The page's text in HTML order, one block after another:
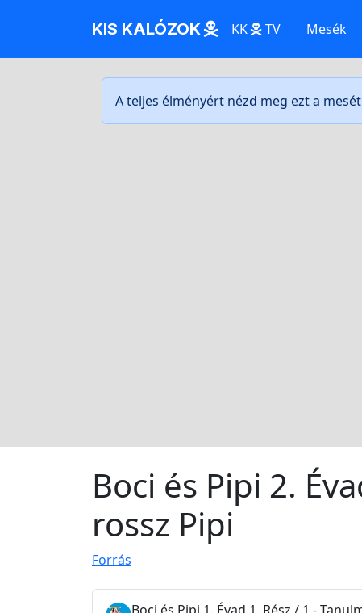
KIS KALÓZOK KK TV Mesék
A teljes élményért nézd meg ezt a
Boci és Pipi 2.
rossz Pipi
Forrás